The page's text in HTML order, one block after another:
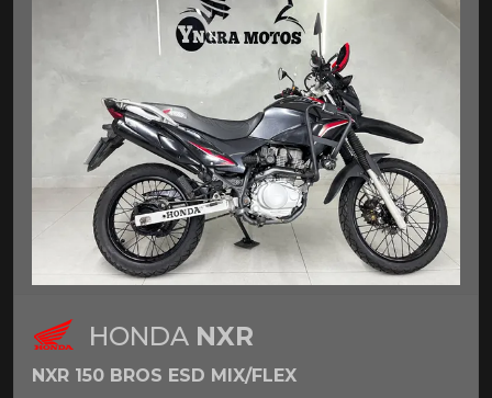
HONDA NXR
NXR 150 BROS ESD MIX/FLEX